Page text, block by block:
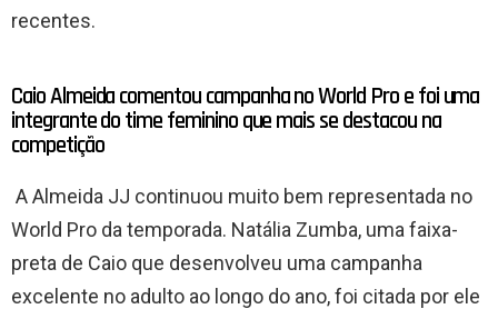
recentes.
Caio Almeida comentou campanha no World Pro e foi uma
integrante do time feminino que mais se destacou na
competição
A Almeida JJ continuou muito bem representada no
World Pro da temporada. Natália Zumba, uma faixa-
preta de Caio que desenvolveu uma campanha
excelente no adulto ao longo do ano, foi citada por ele